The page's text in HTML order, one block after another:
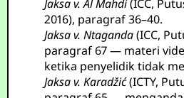
Jaksa v. Al Mahdi(ICC,
2016), paragraf 36–40.
Jaksa v. Ntaganda(ICC,
paragraf 67 — materi
ketika penyelidik tidak
Jaksa v. Karadžić(ICTY,